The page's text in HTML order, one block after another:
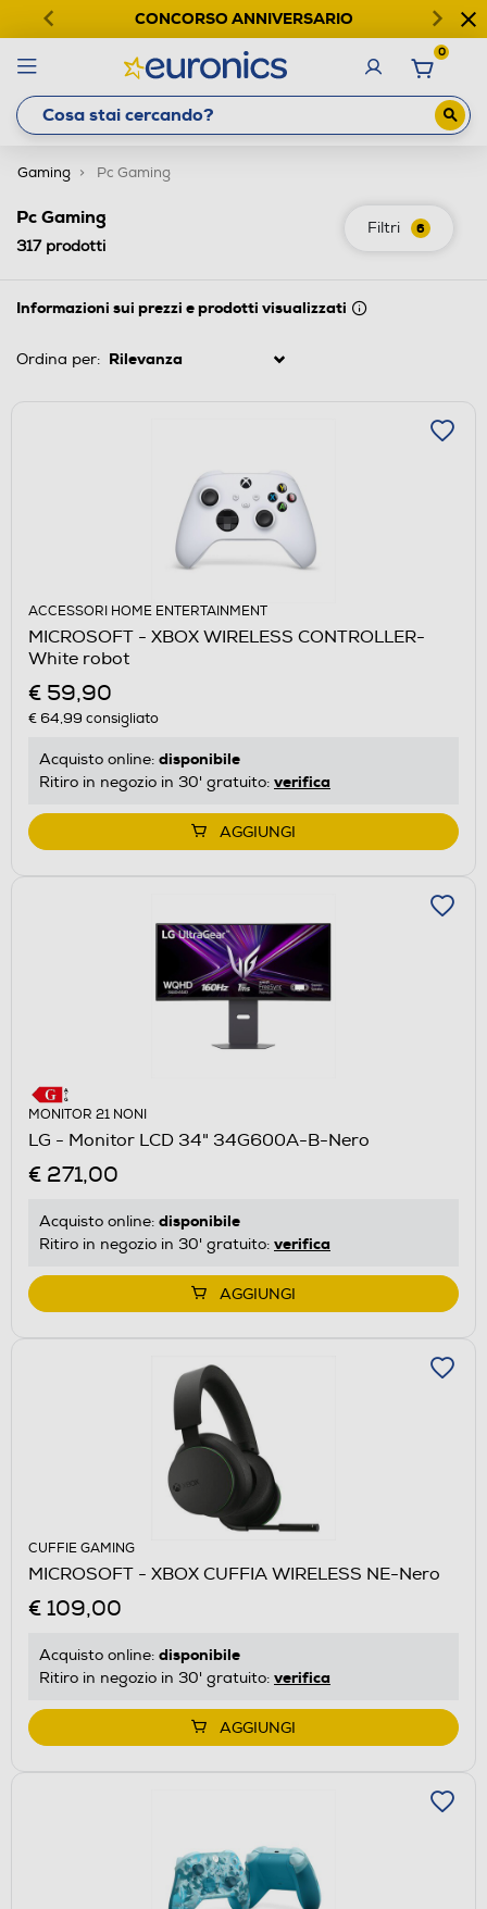
CONCORSO ANNIVERSARIO
0
Gaming Pc Gaming
Filtri 6
Pc Gaming
317prodotti
Informazioni sui prezzi e prodotti visualizzati
Ordina per:
ACCESSORI HOME ENTERTAINMENT
MICROSOFT - XBOX WIRELESS CONTROLLER-
White robot
€ 59,90
€ 64,99 consigliato
Acquisto online: disponibile
Ritiro in negozio in 30' gratuito: verifica
AGGIUNGI
MONITOR 21 NONI
LG - Monitor LCD 34" 34G600A-B-Nero
€ 271,00
Acquisto online: disponibile
Ritiro in negozio in 30' gratuito: verifica
AGGIUNGI
CUFFIE GAMING
MICROSOFT - XBOX CUFFIA WIRELESS NE-Nero
€ 109,00
Acquisto online: disponibile
Ritiro in negozio in 30' gratuito: verifica
AGGIUNGI